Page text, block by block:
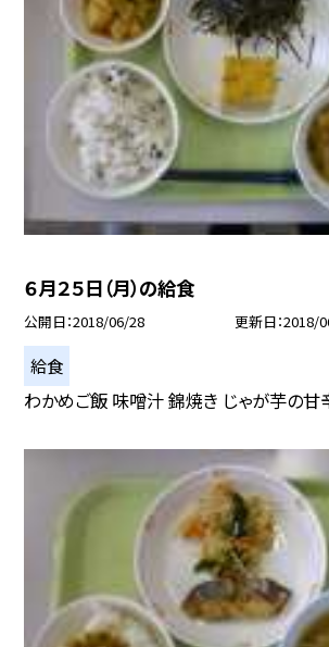
６月２５日（月）の給食
公開日 2018/06/28 更新日 2018/
給食
わかめご飯 味噌汁 錦焼き じゃが芋の